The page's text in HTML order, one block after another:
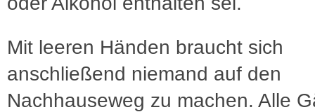
Mit leeren Händen braucht sich
anschließend niemand auf den
Nachhauseweg zu machen. Alle